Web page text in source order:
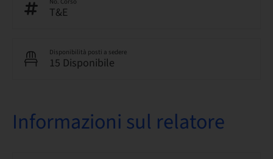
T&E
Disponibilità posti a sedere
15 Disponibile
Informazioni sul relatore